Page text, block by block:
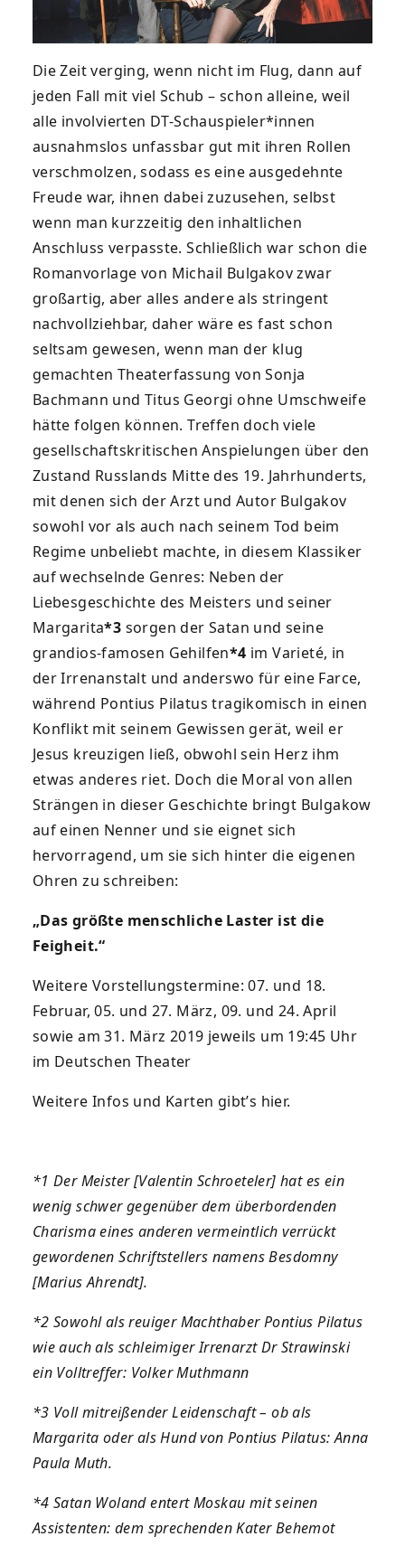
Die Zeit verging, wenn nicht im Flug, dann auf
jeden Fall mit viel Schub – schon alleine, weil
alle involvierten DT-Schauspieler*innen
ausnahmslos unfassbar gut mit ihren Rollen
verschmolzen, sodass es eine ausgedehnte
Freude war, ihnen dabei zuzusehen, selbst
wenn man kurzzeitig den inhaltlichen
Anschluss verpasste. Schließlich war schon die
Romanvorlage von Michail Bulgakov zwar
großartig, aber alles andere als stringent
nachvollziehbar, daher wäre es fast schon
seltsam gewesen, wenn man der klug
gemachten Theaterfassung von Sonja
Bachmann und Titus Georgi ohne Umschweife
hätte folgen können. Treffen doch viele
gesellschaftskritischen Anspielungen über den
Zustand Russlands Mitte des 19. Jahrhunderts,
mit denen sich der Arzt und Autor Bulgakov
sowohl vor als auch nach seinem Tod beim
Regime unbeliebt machte, in diesem Klassiker
auf wechselnde Genres: Neben der
Liebesgeschichte des Meisters und seiner
Margarita*3 sorgen der Satan und seine
grandios-famosen Gehilfen*4 im Varieté, in
der Irrenanstalt und anderswo für eine Farce,
während Pontius Pilatus tragikomisch in einen
Konflikt mit seinem Gewissen gerät, weil er
Jesus kreuzigen ließ, obwohl sein Herz ihm
etwas anderes riet. Doch die Moral von allen
Strängen in dieser Geschichte bringt Bulgakow
auf einen Nenner und sie eignet sich
hervorragend, um sie sich hinter die eigenen
Ohren zu schreiben:
„Das größte menschliche Laster ist die
Feigheit.“
Weitere Vorstellungstermine: 07. und 18.
Februar, 05. und 27. März, 09. und 24. April
sowie am 31. März 2019 jeweils um 19:45 Uhr
im Deutschen Theater
Weitere Infos und Karten gibt’s hier.
*1 Der Meister [Valentin Schroeteler] hat es ein
wenig schwer gegenüber dem überbordenden
Charisma eines anderen vermeintlich verrückt
gewordenen Schriftstellers namens Besdomny
[Marius Ahrendt].
*2 Sowohl als reuiger Machthaber Pontius Pilatus
wie auch als schleimiger Irrenarzt Dr Strawinski
ein Volltreffer: Volker Muthmann
*3 Voll mitreißender Leidenschaft – ob als
Margarita oder als Hund von Pontius Pilatus: Anna
Paula Muth.
*4 Satan Woland entert Moskau mit seinen
Assistenten: dem sprechenden Kater Behemot